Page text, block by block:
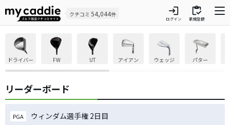
クチコミ 54,044件 login
ログイン
inventory
新規登録
ドライバー FW UT アイアン ウェッジ パター
リーダーボード
PGA ウィンダム選手権 2日目